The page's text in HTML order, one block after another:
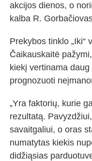
akcijos dienos, o
kalba R.
Prekybos tinklo „Iki“
Čaikauskaitė
kiekį vertinama
prognozuoti
„Yra faktorių, kurie
rezultatą.
savaitgaliui, o oras
numatytas kiekis
didžiąsias